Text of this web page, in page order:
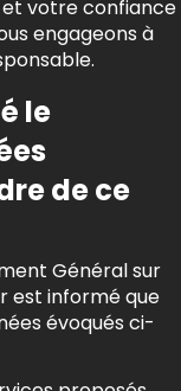
votre confiance
engageons à
le
de ce
Général sur
est informé que
évoqués ci-